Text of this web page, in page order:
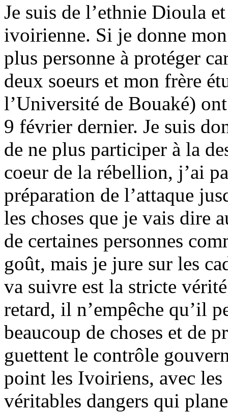
Je suis de l’ethnie Dioula
ivoirienne. Si je donne
plus personne à protéger
deux soeurs et mon frère
l’Université de Bouaké)
9 février dernier. Je suis
de ne plus participer à la
coeur de la rébellion, j’ai
préparation de l’attaque
les choses que je vais dire
de certaines personnes
goût, mais je jure sur les
va suivre est la stricte
retard, il n’empêche qu’il
beaucoup de choses et de
guettent le contrôle
point les Ivoiriens, avec
véritables dangers qui